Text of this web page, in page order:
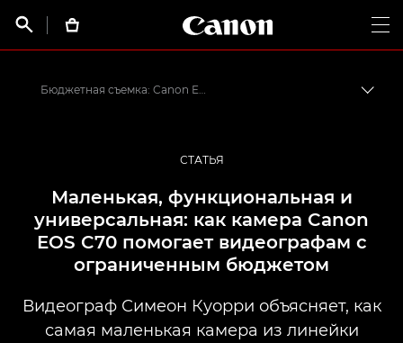
 
Canon Logo, back
Профессиональная фото- и видеосъемка
Истории от профессионалов: вдохновляющие идеи для печати, а также фото- и видеосъемки
СТАТЬЯ
Маленькая, функциональная и
универсальная: как камера Canon
EOS C70 помогает видеографам с
ограниченным бюджетом
Видеограф Симеон Куорри объясняет, как
самая маленькая камера из линейки